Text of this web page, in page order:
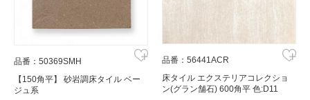
品番：50369SMH
【150角平】 砂岩調床タイル ベー
ジュ系
品番：56441ACR
床タイル エクステリアコレクショ
ン(グラン舗石) 600角平 色:D11